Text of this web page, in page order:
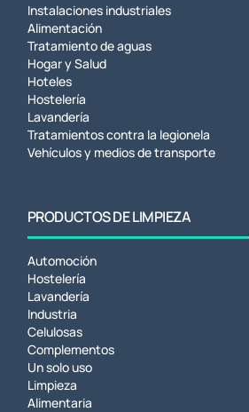
Instalaciones industriales
Alimentación
Tratamiento de aguas
Hogar y Salud
Hoteles
Hostelería
Lavandería
Tratamientos contra la legionela
Vehículos y medios de transporte
PRODUCTOS DE LIMPIEZA
Automoción
Hostelería
Lavandería
Industria
Celulosas
Complementos
Un solo uso
Limpieza
Alimentaria